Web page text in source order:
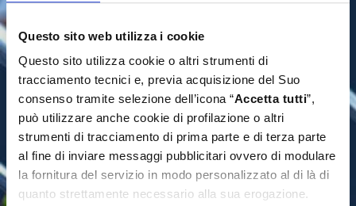
Questo sito web utilizza i cookie
Questo sito utilizza cookie o altri strumenti di
tracciamento tecnici e, previa acquisizione del Suo
consenso tramite selezione dell’icona “Accetta tutti”,
può utilizzare anche cookie di profilazione o altri
strumenti di tracciamento di prima parte e di terza parte
al fine di inviare messaggi pubblicitari ovvero di modulare
la fornitura del servizio in modo personalizzato al di là di
quanto strettamente necessario alla sua erogazione.